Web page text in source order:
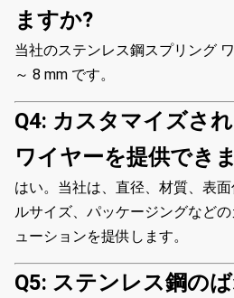
ますか?
当社のステンレス鋼スプリング
～ 8 mm です。
Q4: カスタマイズさ
ワイヤーを提供でき
はい。当社は、直径、材質、表
ルサイズ、パッケージングなど
ューションを提供します。
Q5: ステンレス鋼の